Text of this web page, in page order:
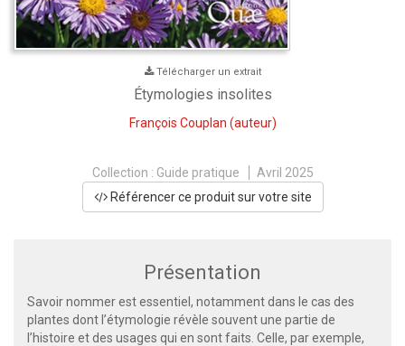
Télécharger un extrait
Étymologies insolites
François Couplan (auteur)
Collection : Guide pratique
Avril 2025
Référencer ce produit sur votre site
Présentation
Savoir nommer est essentiel, notamment dans le cas des
plantes dont l’étymologie révèle souvent une partie de
l’histoire et des usages qui en sont faits. Celle, par exemple,